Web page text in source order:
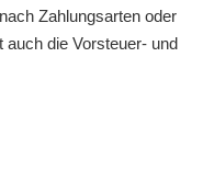
Zahlungsarten oder
auch die Vorsteuer- und